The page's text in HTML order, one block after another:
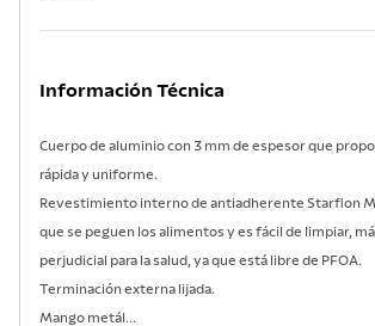
Información Técnica
Cuerpo de aluminio con 3 mm de espesor que
rápida y uniforme.
Revestimiento interno de antiadherente Starflon
que se peguen los alimentos y es fácil de limpiar,
perjudicial para la salud, ya que está libre de PFOA.
Terminación externa lijada.
Mango metál...